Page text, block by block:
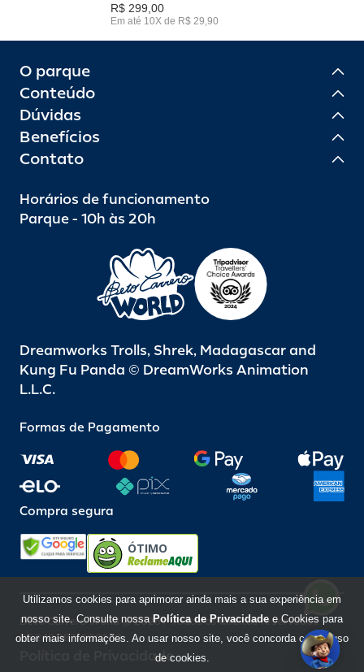
R$ 299,00
Em até 10X de R$ 29,90
O parque
Conteúdo
Dúvidas
Benefícios
Contato
Horários de funcionamento
Parque - 10h às 20h
Dreamworks Trolls, Shrek, Madagascar and
Kung Fu Panda © DreamWorks Animation
L.L.C.
Formas de Pagamento
Compra segura
ÓTIMO
Beto Carrero World @ 2026 / Todos os direitos reservados
85.248.987/0001-10
Política de Privacidade
Utilizamos cookies para aprimorar ainda mais a sua experiência em
nosso site. Consulte nossa Política de Privacidade e Cookies para
obter mais informações. Ao usar nosso site, você concorda com o uso
de cookies.